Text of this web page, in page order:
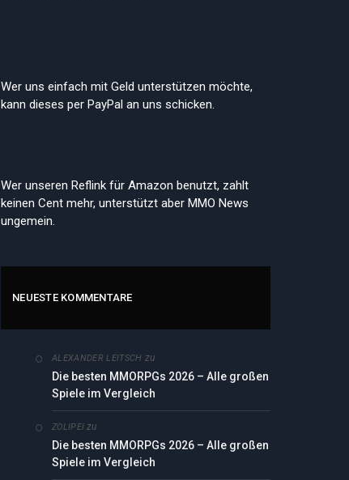
Wer uns einfach mit Geld unterstützen möchte,
kann dieses per PayPal an uns schicken.
Wer unseren Reflink für Amazon benutzt, zahlt
keinen Cent mehr, unterstützt aber MMO News
ungemein.
NEUESTE KOMMENTARE
ALEXANDER LEITSCH zu
Die besten MMORPGs 2026 – Alle großen
Spiele im Vergleich
ZOLIPEI zu
Die besten MMORPGs 2026 – Alle großen
Spiele im Vergleich